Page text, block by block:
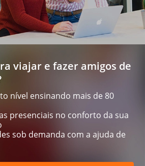
viajar e fazer amigos de
nível ensinando mais de 80
presenciais no conforto da sua
sob demanda com a ajuda de